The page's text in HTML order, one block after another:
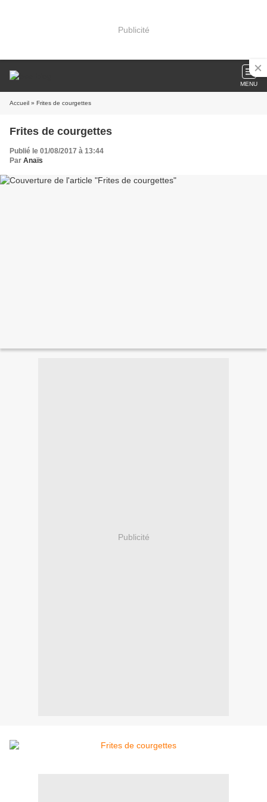
Publicité
MENU
Accueil » Frites de courgettes
Frites de courgettes
Publié le 01/08/2017 à 13:44
Par Anaïs
Publicité